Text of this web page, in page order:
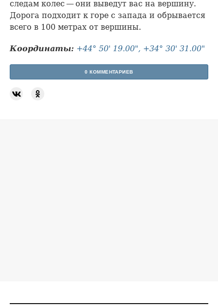
следам колес — они выведут вас на вершину.
Дорога подходит к горе с запада и обрывается
всего в 100 метрах от вершины.
Координаты: +44° 50' 19.00", +34° 30' 31.00"
0 КОММЕНТАРИЕВ